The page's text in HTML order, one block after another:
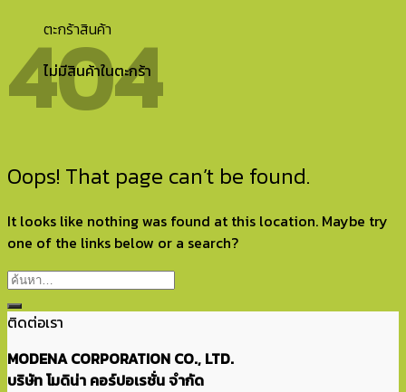
ตะกร้าสินค้า
ไม่มีสินค้าในตะกร้า
404
Oops! That page can’t be found.
It looks like nothing was found at this location. Maybe try
one of the links below or a search?
ติดต่อเรา
MODENA CORPORATION CO., LTD.
บริษัท โมดิน่า คอร์ปอเรชั่น จำกัด